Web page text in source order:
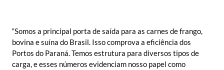
“Somos a principal porta de saída para as carnes de frango,
bovina e suína do Brasil. Isso comprova a eficiência dos
Portos do Paraná. Temos estrutura para diversos tipos de
carga, e esses números evidenciam nosso papel como